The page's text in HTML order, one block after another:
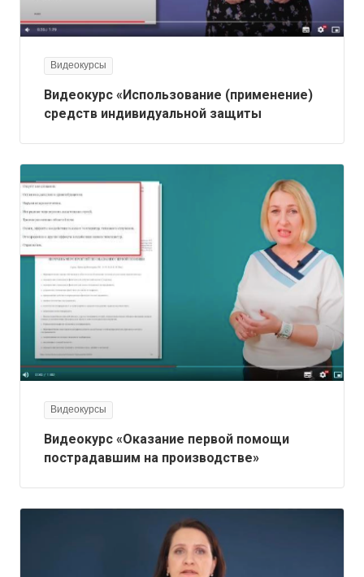
Видеокурсы
Видеокурс «Использование (применение)
средств индивидуальной защиты
Видеокурсы
Видеокурс «Оказание первой помощи
пострадавшим на производстве»